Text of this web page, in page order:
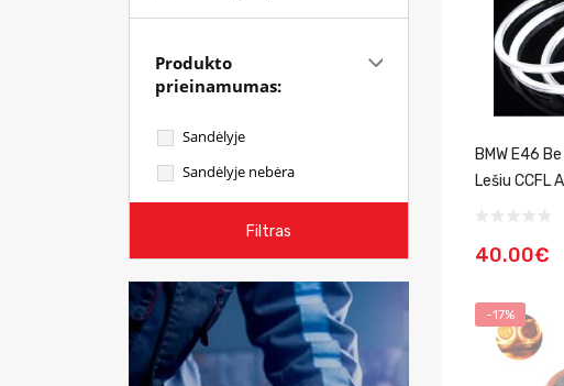
Produkto
prieinamumas:
Sandėlyje
Sandėlyje nebėra
Filtras
BMW E46
Lešiu CCFL
40.00€
-17%